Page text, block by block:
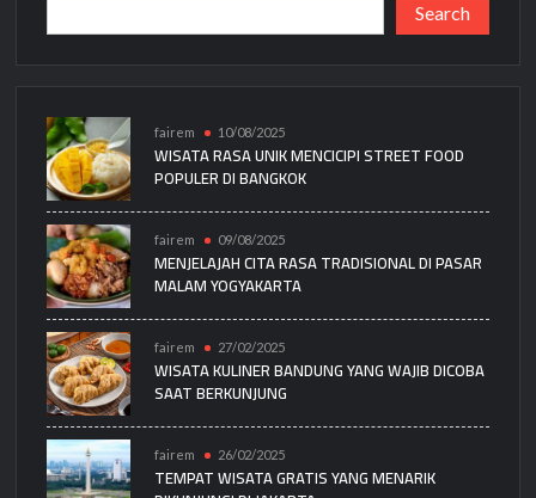
Search
fairem 10/08/2025
WISATA RASA UNIK MENCICIPI STREET FOOD
POPULER DI BANGKOK
fairem 09/08/2025
MENJELAJAH CITA RASA TRADISIONAL DI PASAR
MALAM YOGYAKARTA
fairem 27/02/2025
WISATA KULINER BANDUNG YANG WAJIB DICOBA
SAAT BERKUNJUNG
fairem 26/02/2025
TEMPAT WISATA GRATIS YANG MENARIK